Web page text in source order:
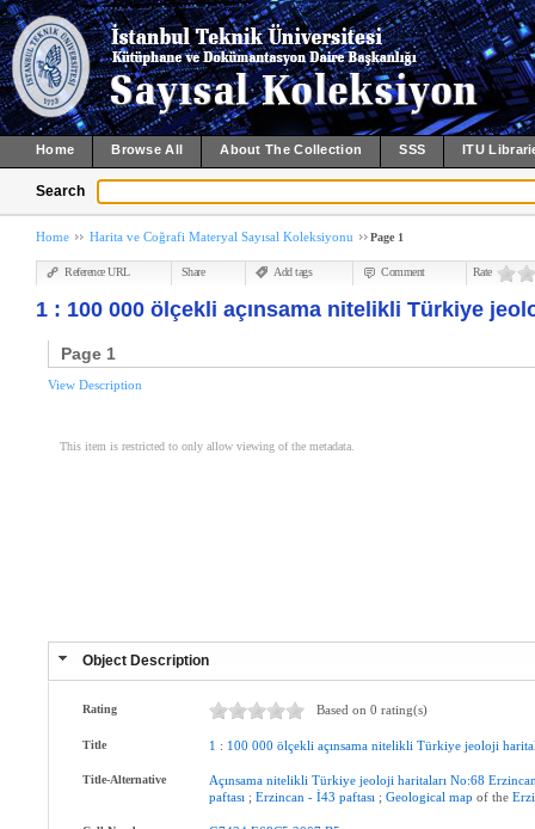
Home Browse All About The Collection SSS ITU
Search
Home Harita ve Coğrafi Materyal Sayısal Koleksiyonu Page 1
Reference URL Share Add tags Comment Rate
1 : 100 000 ölçekli açınsama nitelikli Türkiye
Page 1
View Description
This item is restricted to only allow viewing of the metadata.
Object Description
Rating Based on 0 rating(s)
Title 1 : 100 000 ölçekli açınsama nitelikli Türkiye jeoloji
Title-Alternative Açınsama nitelikli Türkiye jeoloji haritaları No:68
paftası ;Erzincan - İ43 paftası ;Geological map of the